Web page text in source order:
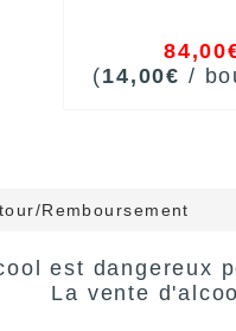
(14,00€ /
Remboursement
est dangereux
La vente